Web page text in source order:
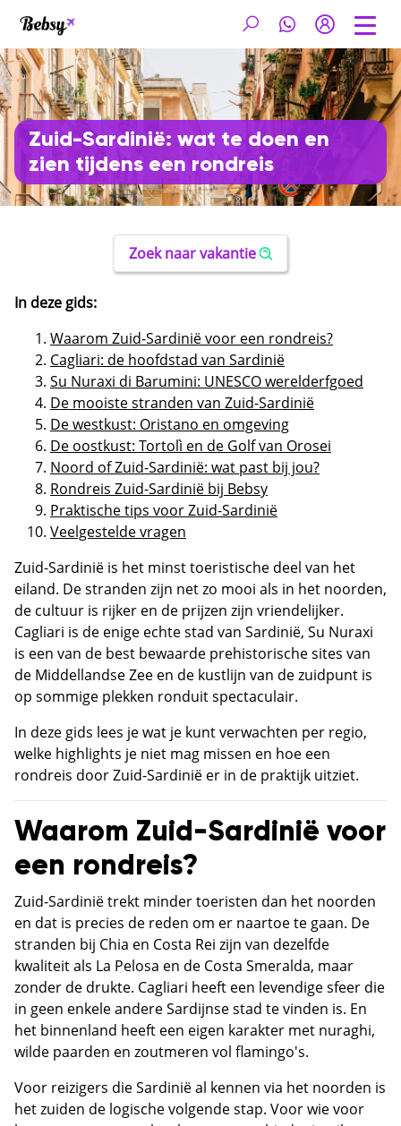
Zuid-Sardinië: wat te doen en
zien tijdens een rondreis
Zoek naar vakantie
In deze gids:
Waarom Zuid-Sardinië voor een rondreis?
Cagliari: de hoofdstad van Sardinië
Su Nuraxi di Barumini: UNESCO werelderfgoed
De mooiste stranden van Zuid-Sardinië
De westkust: Oristano en omgeving
De oostkust: Tortolì en de Golf van Orosei
Noord of Zuid-Sardinië: wat past bij jou?
Rondreis Zuid-Sardinië bij Bebsy
Praktische tips voor Zuid-Sardinië
Veelgestelde vragen
Zuid-Sardinië is het minst toeristische deel van het
eiland. De stranden zijn net zo mooi als in het noorden,
de cultuur is rijker en de prijzen zijn vriendelijker.
Cagliari is de enige echte stad van Sardinië, Su Nuraxi
is een van de best bewaarde prehistorische sites van
de Middellandse Zee en de kustlijn van de zuidpunt is
op sommige plekken ronduit spectaculair.
In deze gids lees je wat je kunt verwachten per regio,
welke highlights je niet mag missen en hoe een
rondreis door Zuid-Sardinië er in de praktijk uitziet.
Waarom Zuid-Sardinië voor
een rondreis?
Zuid-Sardinië trekt minder toeristen dan het noorden
en dat is precies de reden om er naartoe te gaan. De
stranden bij Chia en Costa Rei zijn van dezelfde
kwaliteit als La Pelosa en de Costa Smeralda, maar
zonder de drukte. Cagliari heeft een levendige sfeer die
in geen enkele andere Sardijnse stad te vinden is. En
het binnenland heeft een eigen karakter met nuraghi,
wilde paarden en zoutmeren vol flamingo's.
Voor reizigers die Sardinië al kennen via het noorden is
het zuiden de logische volgende stap. Voor wie voor